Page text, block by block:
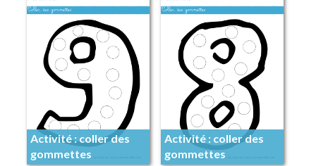
Activité : coller des
gommettes
Activité : coller des
gommettes